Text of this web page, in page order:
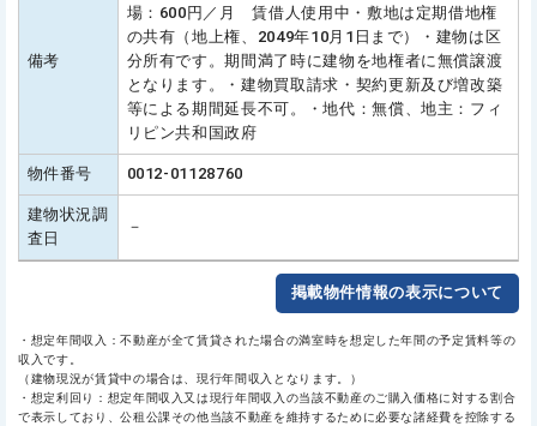
備考
場：600円／月 賃借人使用中・敷地は定期借地権
の共有（地上権、2049年10月1日まで）・建物は区
分所有です。期間満了時に建物を地権者に無償譲渡
となります。・建物買取請求・契約更新及び増改築
等による期間延長不可。・地代：無償、地主：フィ
リピン共和国政府
物件番号 0012-01128760
建物状況調
査日
－
掲載物件情報の表示について
・想定年間収入：不動産が全て賃貸された場合の満室時を想定した年間の予定賃料等の
収入です。
（建物現況が賃貸中の場合は、現行年間収入となります。）
・想定利回り：想定年間収入又は現行年間収入の当該不動産のご購入価格に対する割合
で表示しており、公租公課その他当該不動産を維持するために必要な諸経費を控除する